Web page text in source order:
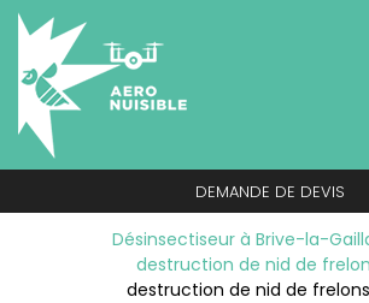
DEMANDE DE DEVIS
Désinsectiseur à Brive-la-
destruction de nid de
destruction de nid de
Panneau de gestion des cookies